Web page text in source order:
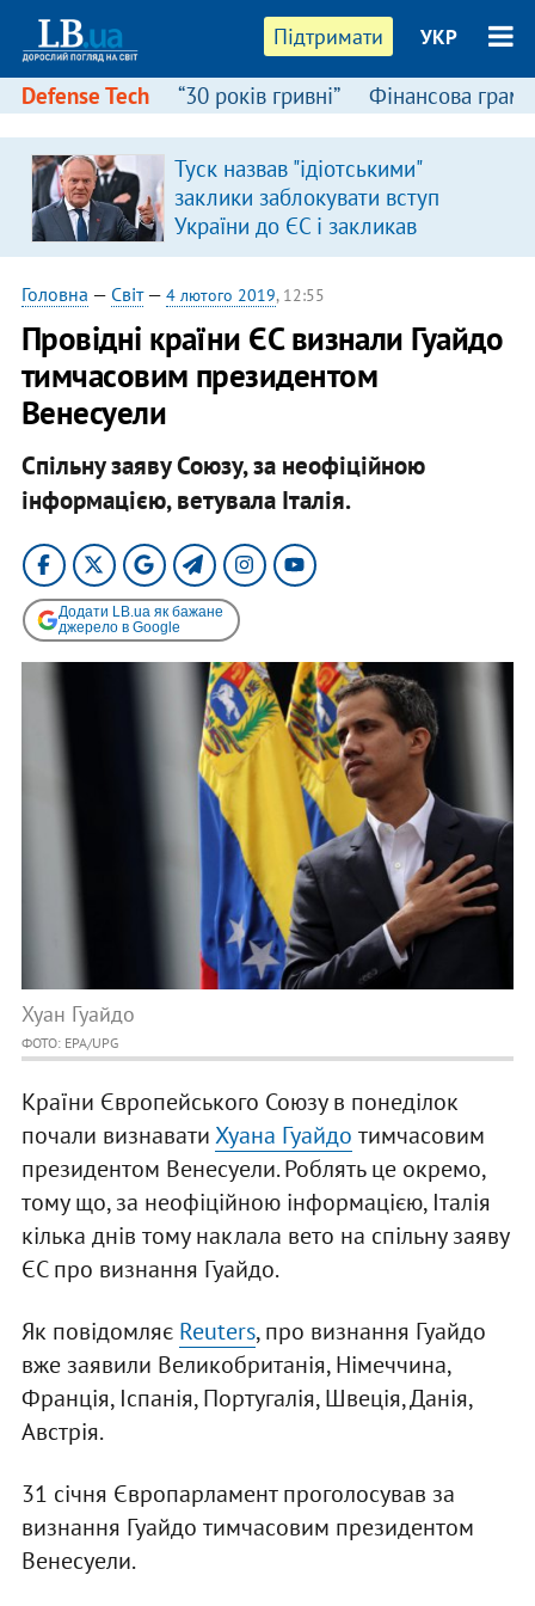
Підтримати УКР
Defense Tech “30 років гривні” Фінансова
Туск назвав "ідіотськими"
заклики заблокувати вступ
України до ЄС і закликав
припинити антиукраїнську
риторику
Головна — Світ— 4 лютого 2019, 12:55
Провідні країни ЄС визнали Гуайдо
тимчасовим президентом
Венесуели
Спільну заяву Союзу, за неофіційною
інформацією, ветувала Італія.
Додати LB.ua як бажане
джерело в Google
Хуан Гуайдо
ФОТО: EPA/UPG
Країни Європейського Союзу в понеділок
почали визнаватиХуана Гуайдо тимчасовим
президентом Венесуели. Роблять це окремо,
тому що, за неофіційною інформацією, Італія
кілька днів тому наклала вето на спільну заяву
ЄС про визнання Гуайдо.
Як повідомляє Reuters, про визнання Гуайдо
вже заявили Великобританія, Німеччина,
Франція, Іспанія, Португалія, Швеція, Данія,
Австрія.
31 січня Європарламент проголосував за
визнання Гуайдо тимчасовим президентом
Венесуели.